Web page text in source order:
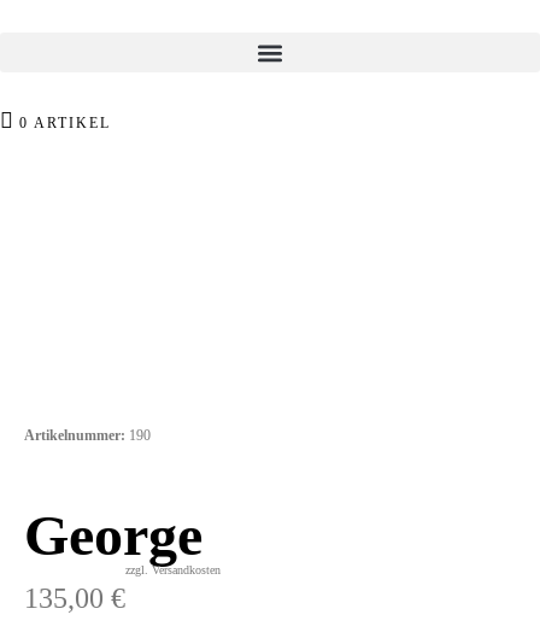
0 ARTIKEL
Artikelnummer: 190
George
135,00 €
zzgl. Versandkosten